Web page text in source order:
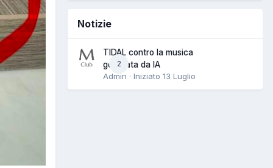
Notizie
2
TIDAL contro la musica
generata da IA
Admin · Iniziato 13 Luglio